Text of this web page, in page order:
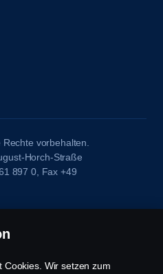
vorbehalten.
Horch-Straße
897 0, Fax +49
Cookies. Wir setzen zum